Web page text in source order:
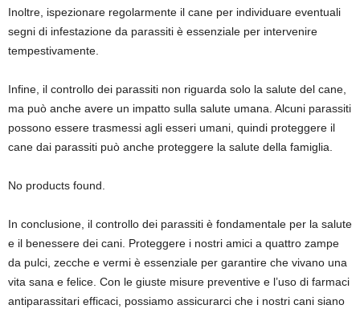
Inoltre, ispezionare regolarmente il cane per individuare eventuali
segni di infestazione da parassiti è essenziale per intervenire
tempestivamente.
Infine, il controllo dei parassiti non riguarda solo la salute del cane,
ma può anche avere un impatto sulla salute umana. Alcuni parassiti
possono essere trasmessi agli esseri umani, quindi proteggere il
cane dai parassiti può anche proteggere la salute della famiglia.
No products found.
In conclusione, il controllo dei parassiti è fondamentale per la salute
e il benessere dei cani. Proteggere i nostri amici a quattro zampe
da pulci, zecche e vermi è essenziale per garantire che vivano una
vita sana e felice. Con le giuste misure preventive e l’uso di farmaci
antiparassitari efficaci, possiamo assicurarci che i nostri cani siano